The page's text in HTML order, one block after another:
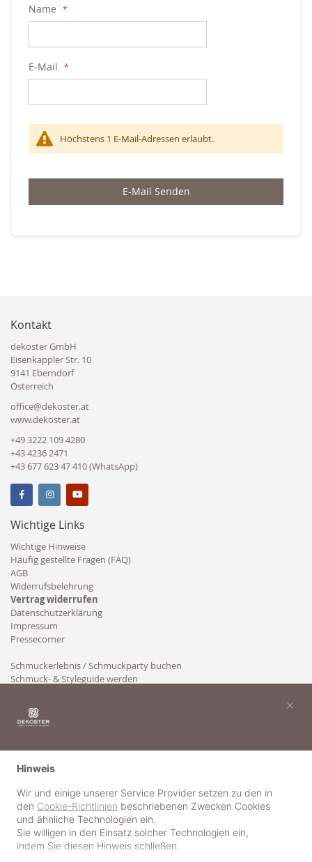
Name
E-Mail
Höchstens 1 E-Mail-Adressen erlaubt.
E-Mail Senden
Kontakt
dekoster GmbH
Eisenkappler Str. 10
9141 Eberndorf
Österreich
office@dekoster.at
www.dekoster.at
+49 3222 109 4280
+43 4236 2471
+43 677 623 47 410 (WhatsApp)
Wichtige Links
Wichtige Hinweise
Häufig gestellte Fragen (FAQ)
AGB
Widerrufsbelehrung
Vertrag widerrufen
Datenschutzerklärung
Impressum
Pressecorner
Schmuckerlebnis / Schmuckparty buchen
Schmuck- & Styleguide werden
Hinweis
Wir und einige unserer Service Provider setzen zu den in
den Cookie-Richtlinien beschriebenen Zwecken Cookies
und ähnliche Technologien ein.
Sie willigen in den Einsatz solcher Technologien ein,
indem Sie diesen Hinweis schließen.
×